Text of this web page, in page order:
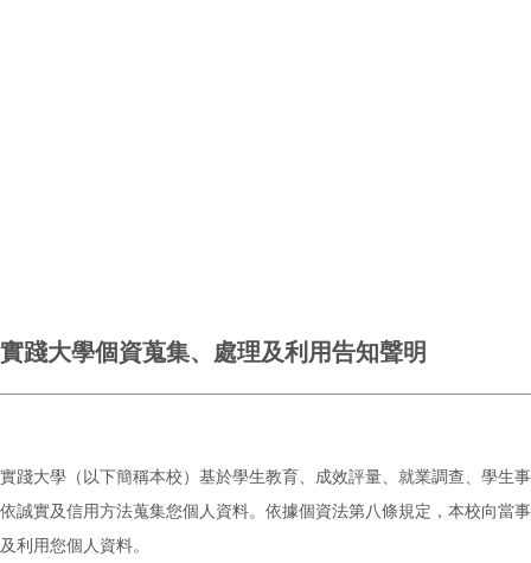
實踐大學個資蒐集、處理及利用告知聲明
實踐大學（以下簡稱本校）基於學生教育、成效評量、就業調查、學生
依誠實及信用方法蒐集您個人資料。依據個資法第八條規定，本校向當
及利用您個人資料。